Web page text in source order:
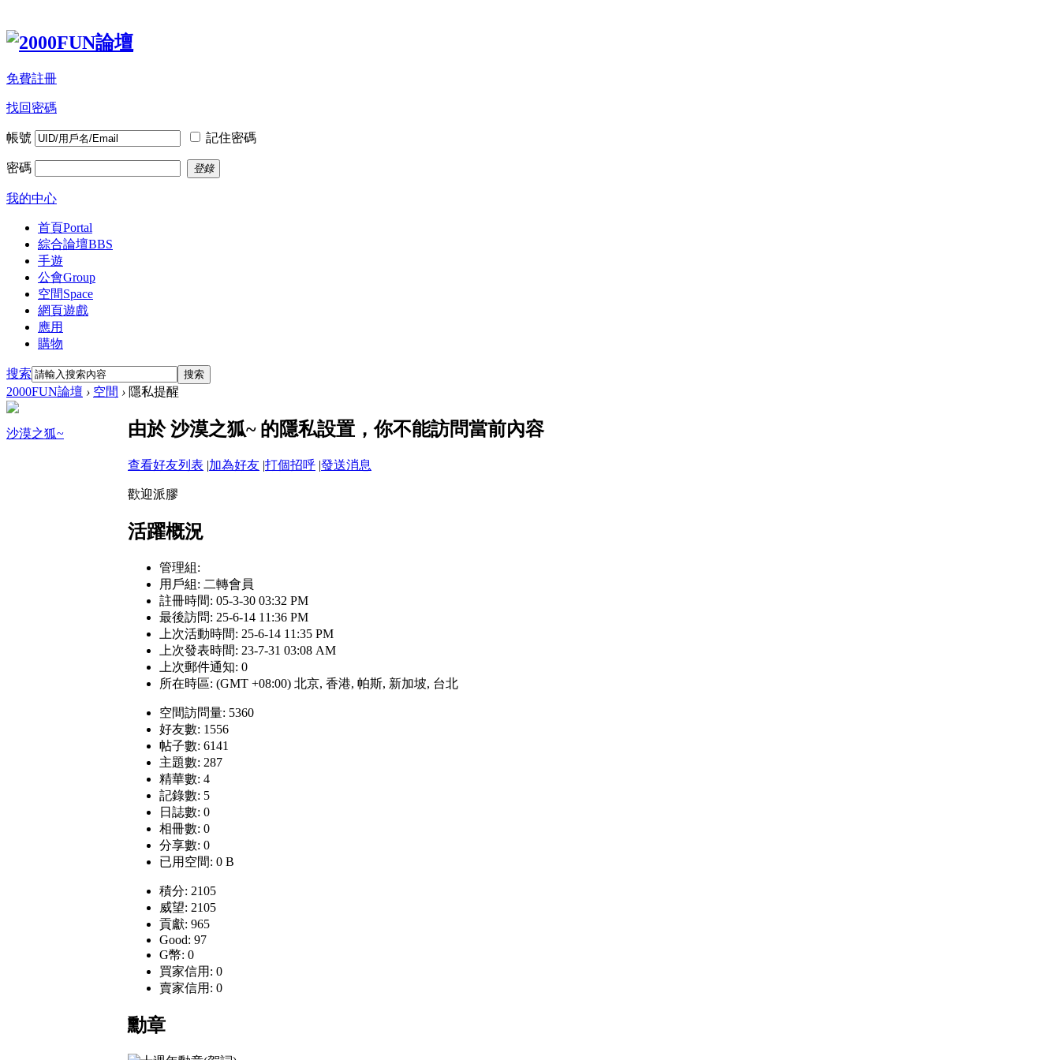
免費註冊
找回密碼
帳號 記住密碼
密碼 登錄
我的中心
首頁Portal
綜合論壇BBS
手遊
公會Group
空間Space
網頁遊戲
應用
購物
搜索 搜索
2000FUN論壇 › 空間 › 隱私提醒
沙漠之狐~ 由於 沙漠之狐~ 的隱私設置，你不能訪問當前內容
查看好友列表 |加為好友 |打個招呼 |發送消息
歡迎派膠
活躍概況
管理組:
用戶組: 二轉會員
註冊時間: 05-3-30 03:32 PM
最後訪問: 25-6-14 11:36 PM
上次活動時間: 25-6-14 11:35 PM
上次發表時間: 23-7-31 03:08 AM
上次郵件通知: 0
所在時區: (GMT +08:00) 北京, 香港, 帕斯, 新加坡, 台北
空間訪問量: 5360
好友數: 1556
帖子數: 6141
主題數: 287
精華數: 4
記錄數: 5
日誌數: 0
相冊數: 0
分享數: 0
已用空間: 0 B
積分: 2105
威望: 2105
貢獻: 965
Good: 97
G幣: 0
買家信用: 0
賣家信用: 0
勳章